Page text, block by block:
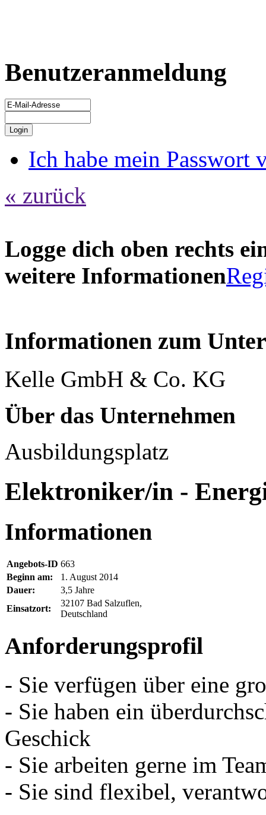
Benutzeranmeldung
Ich habe mein Passwort
« zurück
Logge dich oben rechts
weitere Informationen
Informationen zum
Kelle GmbH & Co. KG
Über das Unternehmen
Ausbildungsplatz
Elektroniker/in -
Informationen
Angebots-ID 663
Beginn am:
1. August 2014
Dauer:
3,5 Jahre
Einsatzort:
32107 Bad Salzuflen,
Deutschland
Anforderungsprofil
- Sie verfügen über eine
- Sie haben ein
Geschick
- Sie arbeiten gerne im
- Sie sind flexibel,